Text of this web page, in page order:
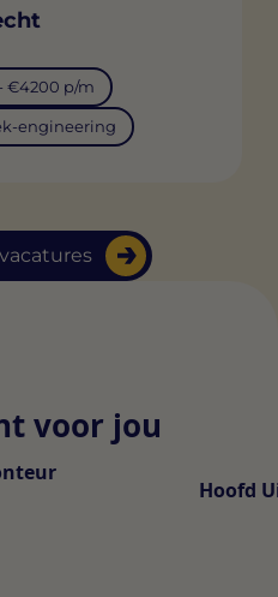
€4200 p/m
engineering
voor jou
Hoofd